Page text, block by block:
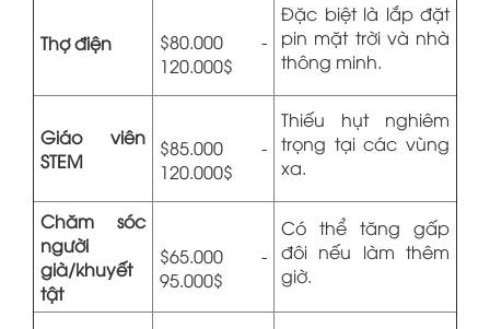
Thợ điện
$80.000 -
120.000$
Đặc biệt là lắp đặt
pin mặt trời và nhà
thông minh.
Giáo viên
STEM
$85.000 -
120.000$
Thiếu hụt nghiêm
trọng tại các vùng
xa.
Chăm sóc
người
già/khuyết
tật
$65.000 -
95.000$
Có thể tăng gấp
đôi nếu làm thêm
giờ.